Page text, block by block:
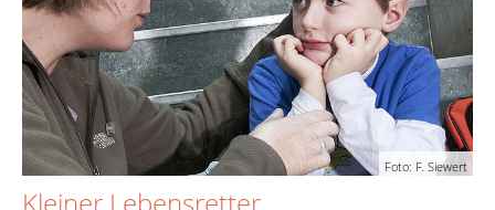
Foto: F. Siewert